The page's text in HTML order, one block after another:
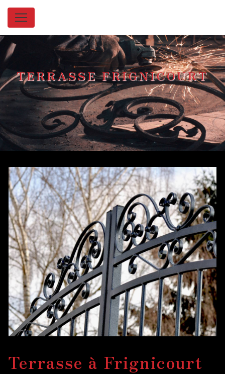
Panneau de gestion des cookies
TERRASSE FRIGNICOURT
Terrasse à Frignicourt